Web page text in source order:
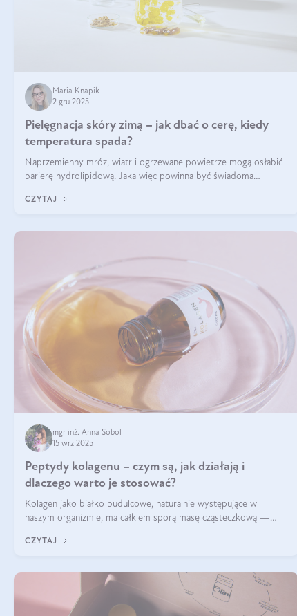
Maria Knapik
2 gru 2025
Pielęgnacja skóry zimą – jak dbać o cerę, kiedy
temperatura spada?
Naprzemienny mróz, wiatr i ogrzewane powietrze mogą osłabić
barierę hydrolipidową. Jaka więc powinna być świadoma
CZYTAJ
mgr inż. Anna Sobol
15 wrz 2025
Peptydy kolagenu – czym są, jak działają i
dlaczego warto je stosować?
Kolagen jako białko budulcowe, naturalnie występujące w
naszym organizmie, ma całkiem sporą masę cząsteczkową —
formie, byłby trudno strawialny. Aby był lepiej przyswajalny i
CZYTAJ